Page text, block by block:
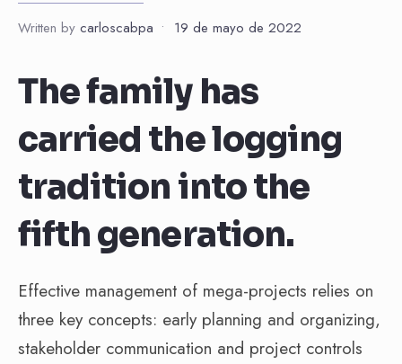
Written by carloscabpa • 19 de mayo de 2022
The family has
carried the logging
tradition into the
fifth generation.
Effective management of mega-projects relies on
three key concepts: early planning and organizing,
stakeholder communication and project controls